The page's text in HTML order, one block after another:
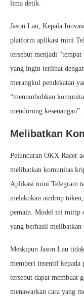
lima detik.
Jason Lau, Kepala
platform aplikasi mini
tersebut menjadi
yang ingin terlibat
merangkul pendekatan
“menumbuhkan
mendorong kesenangan”.
Melibatkan
Peluncuran OKX Racer
melibatkan komunitas
Aplikasi mini Telegram
melakukan airdrop
pemain. Model ini mirip
yang berhasil melibatkan
Meskipun Jason Lau
memberi insentif
tersebut dapat membuat
menawarkan cara yang